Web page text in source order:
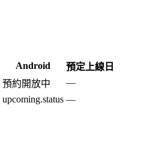
Android
預定上線日
預約開放中
—
upcoming.status —